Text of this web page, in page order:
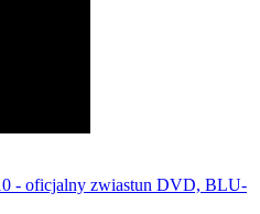
- oficjalny zwiastun DVD, BLU-